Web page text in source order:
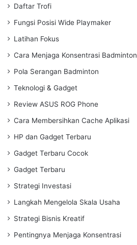
Daftar Trofi
Fungsi Posisi Wide Playmaker
Latihan Fokus
Cara Menjaga Konsentrasi Badminton
Pola Serangan Badminton
Teknologi & Gadget
Review ASUS ROG Phone
Cara Membersihkan Cache Aplikasi
HP dan Gadget Terbaru
Gadget Terbaru Cocok
Gadget Terbaru
Strategi Investasi
Langkah Mengelola Skala Usaha
Strategi Bisnis Kreatif
Pentingnya Menjaga Konsentrasi